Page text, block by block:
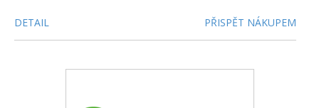
DETAIL PŘISPĚT NÁKUPEM